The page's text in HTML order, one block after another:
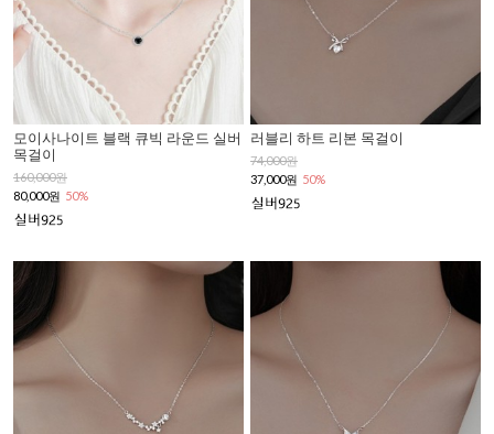
모이사나이트 블랙 큐빅 라운드 실버
목걸이
160,000원
80,000원 50%
러블리 하트 리본 목걸이
74,000원
37,000원 50%